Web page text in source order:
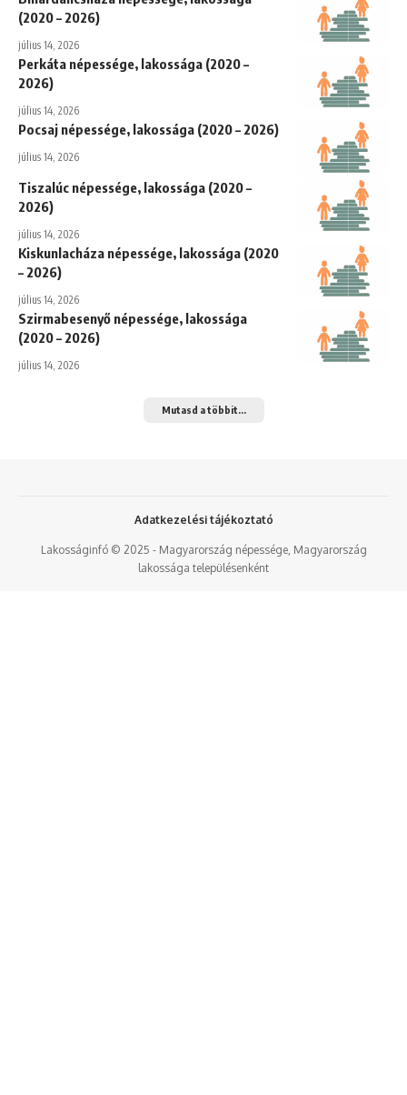
(2020 – 2026)
július 14, 2026
Perkáta népessége, lakossága (2020 –
2026)
július 14, 2026
Pocsaj népessége, lakossága (2020 – 2026)
július 14, 2026
Tiszalúc népessége, lakossága (2020 –
2026)
július 14, 2026
Kiskunlacháza népessége, lakossága (2020
– 2026)
július 14, 2026
Szirmabesenyő népessége, lakossága
(2020 – 2026)
július 14, 2026
Mutasd a többit...
Lakosságinfó © 2025 - Magyarország népessége, Magyarország
lakossága településenként
Adatkezelési tájékoztató